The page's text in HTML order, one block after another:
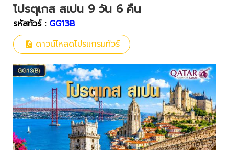
โปรตุเกส สเปน 9 วัน 6 คืน
รหัสทัวร์ : GG13B
ดาวน์โหลดโปรแกรมทัวร์